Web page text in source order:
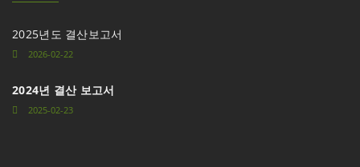
2025년도 결산보고서
2026-02-22
2024년 결산 보고서
2025-02-23